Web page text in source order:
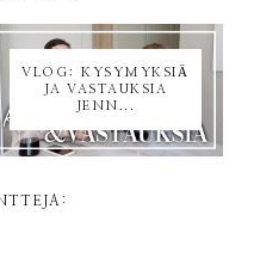
VLOG: KYSYMYKSIÄ
JA VASTAUKSIA
JENN...